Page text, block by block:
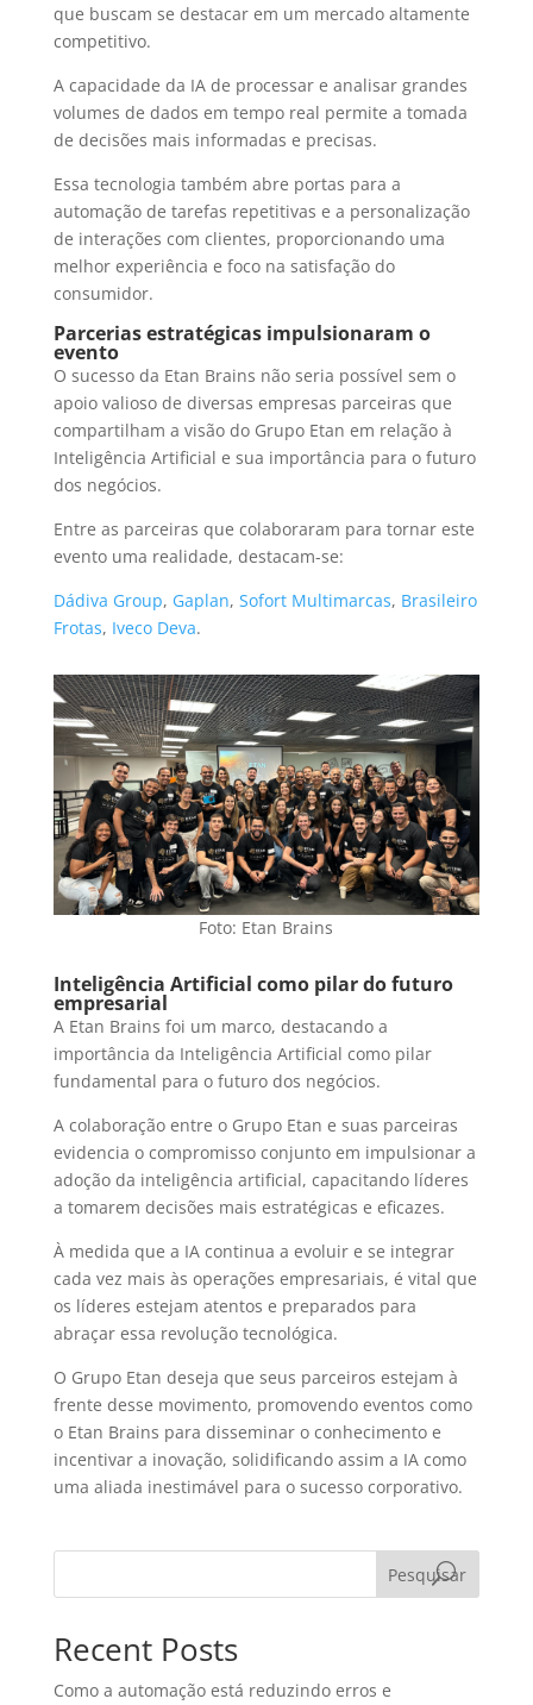
que buscam se destacar em um mercado altamente
competitivo.
A capacidade da IA de processar e analisar grandes
volumes de dados em tempo real permite a tomada
de decisões mais informadas e precisas.
Essa tecnologia também abre portas para a
automação de tarefas repetitivas e a personalização
de interações com clientes, proporcionando uma
melhor experiência e foco na satisfação do
consumidor.
Parcerias estratégicas impulsionaram o
evento
O sucesso da Etan Brains não seria possível sem o
apoio valioso de diversas empresas parceiras que
compartilham a visão do Grupo Etan em relação à
Inteligência Artificial e sua importância para o futuro
dos negócios.
Entre as parceiras que colaboraram para tornar este
evento uma realidade, destacam-se:
Dádiva Group, Gaplan, Sofort Multimarcas, Brasileiro
Frotas, Iveco Deva.
Foto: Etan Brains
Inteligência Artificial como pilar do futuro
empresarial
A Etan Brains foi um marco, destacando a
importância da Inteligência Artificial como pilar
fundamental para o futuro dos negócios.
A colaboração entre o Grupo Etan e suas parceiras
evidencia o compromisso conjunto em impulsionar a
adoção da inteligência artificial, capacitando líderes
a tomarem decisões mais estratégicas e eficazes.
À medida que a IA continua a evoluir e se integrar
cada vez mais às operações empresariais, é vital que
os líderes estejam atentos e preparados para
abraçar essa revolução tecnológica.
O Grupo Etan deseja que seus parceiros estejam à
frente desse movimento, promovendo eventos como
o Etan Brains para disseminar o conhecimento e
incentivar a inovação, solidificando assim a IA como
uma aliada inestimável para o sucesso corporativo.
Pesquisar
Recent Posts
Como a automação está reduzindo erros e